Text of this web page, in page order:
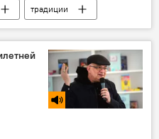
традиции
девочек